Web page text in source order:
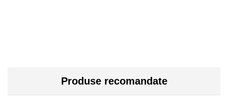
Produse recomandate